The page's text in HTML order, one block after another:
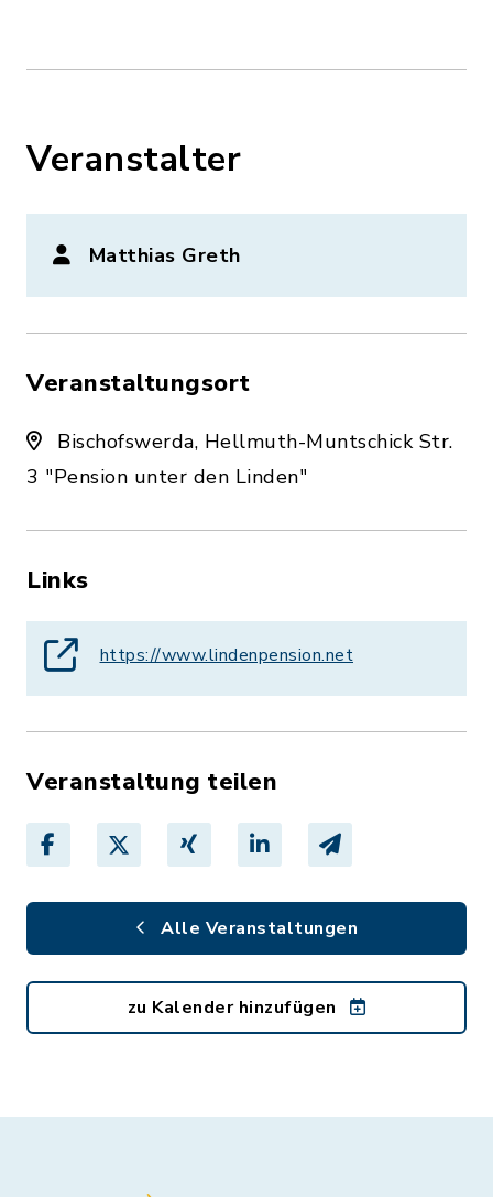
Veranstalter
Matthias Greth
Veranstaltungsort
Bischofswerda, Hellmuth-Muntschick Str.
3 "Pension unter den Linden"
Links
https://www.lindenpension.net
Veranstaltung teilen
Alle Veranstaltungen
zu Kalender hinzufügen